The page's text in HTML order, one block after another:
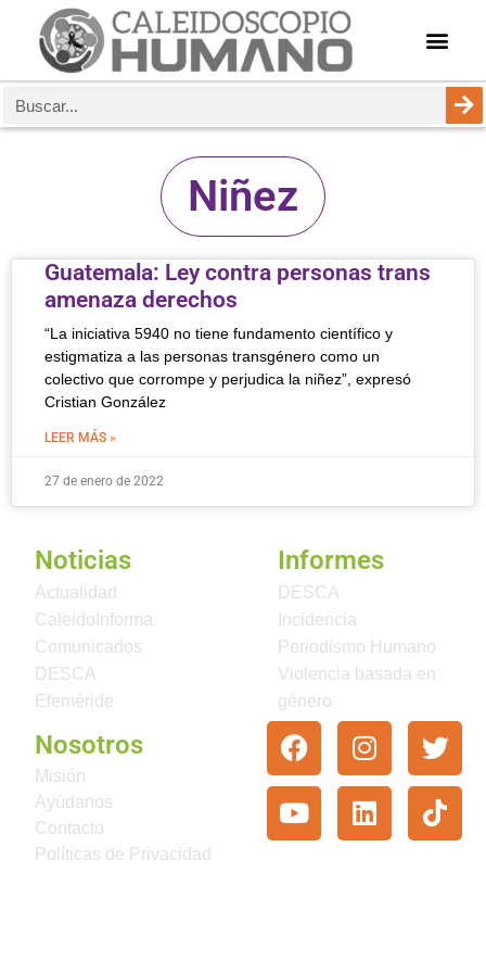
Niñez
Guatemala: Ley contra personas trans
amenaza derechos
“La iniciativa 5940 no tiene fundamento científico y
estigmatiza a las personas transgénero como un
colectivo que corrompe y perjudica la niñez”, expresó
Cristian González
LEER MÁS »
27 de enero de 2022
Noticias
Actualidad
CaleidoInforma
Comunicados
DESCA
Efeméride
Informes
DESCA
Incidencia
Periodismo Humano
Violencia basada en
género
Nosotros
Misión
Ayúdanos
Contacto
Políticas de Privacidad